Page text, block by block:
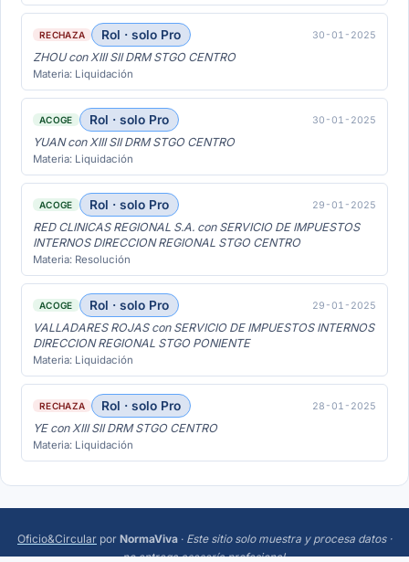
RECHAZA Rol · solo Pro 30-01-2025
ZHOU con XIII SII DRM STGO CENTRO
Materia: Liquidación
ACOGE Rol · solo Pro 30-01-2025
YUAN con XIII SII DRM STGO CENTRO
Materia: Liquidación
ACOGE Rol · solo Pro 29-01-2025
RED CLINICAS REGIONAL S.A. con SERVICIO DE IMPUESTOS
INTERNOS DIRECCION REGIONAL STGO CENTRO
Materia: Resolución
ACOGE Rol · solo Pro 29-01-2025
VALLADARES ROJAS con SERVICIO DE IMPUESTOS INTERNOS
DIRECCION REGIONAL STGO PONIENTE
Materia: Liquidación
RECHAZA Rol · solo Pro 28-01-2025
YE con XIII SII DRM STGO CENTRO
Materia: Liquidación
Oficio&Circular por NormaViva · Este sitio solo muestra y procesa datos ·
no entrega asesoría profesional.